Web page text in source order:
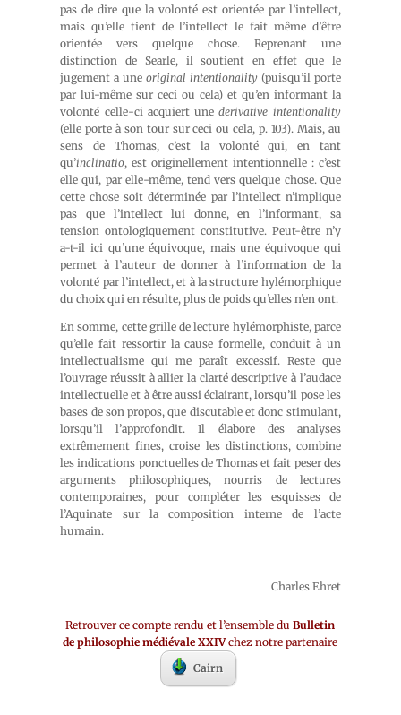
pas de dire que la volonté est orientée par l’intellect,
mais qu’elle tient de l’intellect le fait même d’être
orientée vers quelque chose. Reprenant une
distinction de Searle, il soutient en effet que le
jugement a une original intentionality(puisqu’il porte
par lui-même sur ceci ou cela) et qu’en informant la
volonté celle-ci acquiert unederivative intentionality
(elle porte à son tour sur ceci ou cela, p. 103). Mais, au
sens de Thomas, c’est la volonté qui, en tant
qu’inclinatio, est originellement intentionnelle : c’est
elle qui, par elle-même, tend vers quelque chose. Que
cette chose soit déterminée par l’intellect n’implique
pas que l’intellect lui donne, en l’informant, sa
tension ontologiquement constitutive. Peut-être n’y
a-t-il ici qu’une équivoque, mais une équivoque qui
permet à l’auteur de donner à l’information de la
volonté par l’intellect, et à la structure hylémorphique
du choix qui en résulte, plus de poids qu’elles n’en ont.
En somme, cette grille de lecture hylémorphiste, parce
qu’elle fait ressortir la cause formelle, conduit à un
intellectualisme qui me paraît excessif. Reste que
l’ouvrage réussit à allier la clarté descriptive à l’audace
intellectuelle et à être aussi éclairant, lorsqu’il pose les
bases de son propos, que discutable et donc stimulant,
lorsqu’il l’approfondit. Il élabore des analyses
extrêmement fines, croise les distinctions, combine
les indications ponctuelles de Thomas et fait peser des
arguments philosophiques, nourris de lectures
contemporaines, pour compléter les esquisses de
l’Aquinate sur la composition interne de l’acte
humain.
Charles Ehret
Retrouver ce compte rendu et l’ensemble duBulletin
de philosophie médiévale XXIVchez notre partenaire
Cairn